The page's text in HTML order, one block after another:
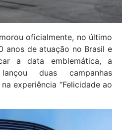
oficialmente, no último
anos de atuação no Brasil e
a data emblemática, a
duas campanhas
experiência “Felicidade ao